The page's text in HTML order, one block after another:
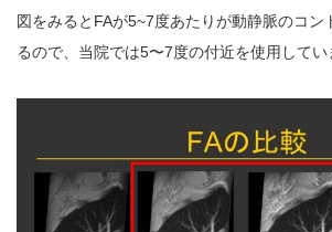
図をみるとFAが5~7度あたりが動静脈のコン
るので、当院では5〜7度の付近を使用してい